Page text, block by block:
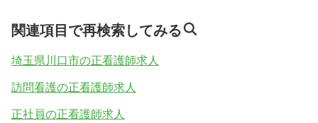
関連項目で再検索してみる
埼玉県川口市の正看護師求人
訪問看護の正看護師求人
正社員の正看護師求人